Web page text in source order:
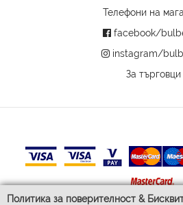
Политика за поверителност &
Телефони на
facebook/
instagram/
За търговци